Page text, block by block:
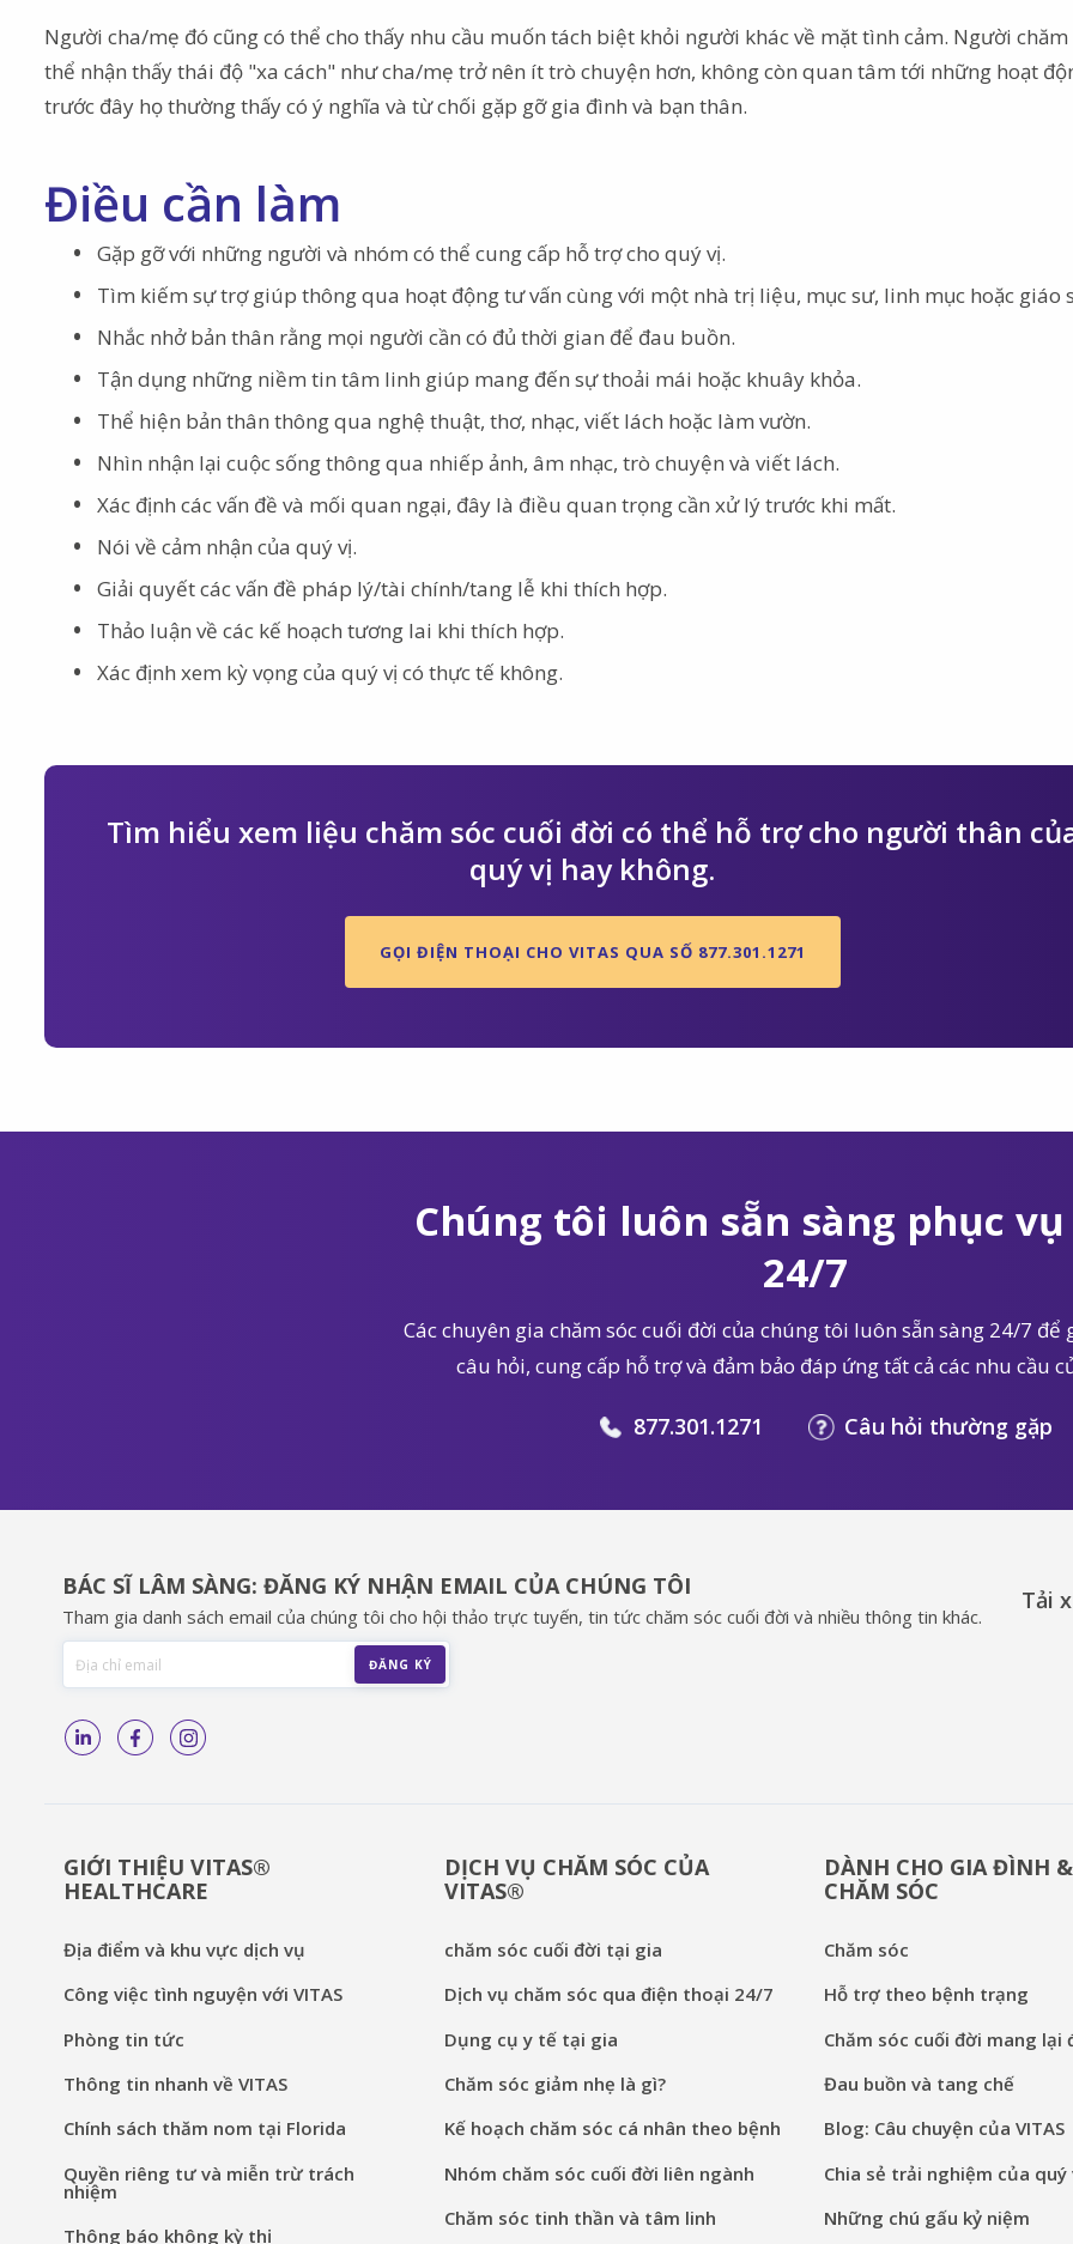
Người cha/mẹ đó cũng có thể cho thấy nhu cầu muốn tách biệt khỏi người khác về mặt tình cảm. Người chăm
thể nhận thấy thái độ "xa cách" như cha/mẹ trở nên ít trò chuyện hơn, không còn quan tâm tới những hoạt
trước đây họ thường thấy có ý nghĩa và từ chối gặp gỡ gia đình và bạn thân.
Điều cần làm
Gặp gỡ với những người và nhóm có thể cung cấp hỗ trợ cho quý vị.
Tìm kiếm sự trợ giúp thông qua hoạt động tư vấn cùng với một nhà trị liệu, mục sư, linh mục hoặc giáo
Nhắc nhở bản thân rằng mọi người cần có đủ thời gian để đau buồn.
Tận dụng những niềm tin tâm linh giúp mang đến sự thoải mái hoặc khuây khỏa.
Thể hiện bản thân thông qua nghệ thuật, thơ, nhạc, viết lách hoặc làm vườn.
Nhìn nhận lại cuộc sống thông qua nhiếp ảnh, âm nhạc, trò chuyện và viết lách.
Xác định các vấn đề và mối quan ngại, đây là điều quan trọng cần xử lý trước khi mất.
Nói về cảm nhận của quý vị.
Giải quyết các vấn đề pháp lý/tài chính/tang lễ khi thích hợp.
Thảo luận về các kế hoạch tương lai khi thích hợp.
Xác định xem kỳ vọng của quý vị có thực tế không.
Tìm hiểu xem liệu chăm sóc cuối đời có thể hỗ trợ cho người thân
quý vị hay không.
GỌI ĐIỆN THOẠI CHO VITAS QUA SỐ 877.301.1271
Chúng tôi luôn sẵn sàng phục
24/7
Các chuyên gia chăm sóc cuối đời của chúng tôi luôn sẵn sàng 24/7 để
câu hỏi, cung cấp hỗ trợ và đảm bảo đáp ứng tất cả các nhu cầu
877.301.1271 Câu hỏi thường gặp
BÁC SĨ LÂM SÀNG: ĐĂNG KÝ NHẬN EMAIL CỦA CHÚNG TÔI
Tham gia danh sách email của chúng tôi cho hội thảo trực tuyến, tin tức chăm sóc cuối đời và nhiều thông tin khác.
Tải
GIỚI THIỆU VITAS®
HEALTHCARE
Địa điểm và khu vực dịch vụ
Công việc tình nguyện với VITAS
Phòng tin tức
Thông tin nhanh về VITAS
Chính sách thăm nom tại Florida
Quyền riêng tư và miễn trừ trách
nhiệm
Thông báo không kỳ thị
DỊCH VỤ CHĂM SÓC CỦA
VITAS®
chăm sóc cuối đời tại gia
Dịch vụ chăm sóc qua điện thoại 24/7
Dụng cụ y tế tại gia
Chăm sóc giảm nhẹ là gì?
Kế hoạch chăm sóc cá nhân theo bệnh
Nhóm chăm sóc cuối đời liên ngành
Chăm sóc tinh thần và tâm linh
DÀNH CHO GIA ĐÌNH
CHĂM SÓC
Chăm sóc
Hỗ trợ theo bệnh trạng
Chăm sóc cuối đời mang lại
Đau buồn và tang chế
Blog: Câu chuyện của VITAS
Chia sẻ trải nghiệm của quý
Những chú gấu kỷ niệm